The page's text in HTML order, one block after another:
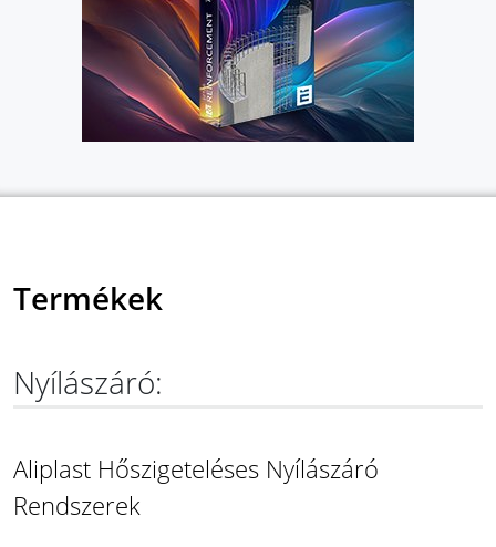
Termékek
Nyílászáró:
Aliplast Hőszigeteléses Nyílászáró
Rendszerek